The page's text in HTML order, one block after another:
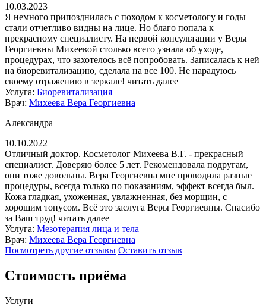
10.03.2023
Я немного припозднилась с походом к косметологу и годы
стали отчетливо видны на лице. Но благо попала к
прекрасному специалисту. На первой консультации у Веры
Георгиевны Михеевой столько всего узнала об уходе,
процедурах, что захотелось всё попробовать. Записалась к ней
на биоревитализацию, сделала на все 100. Не нарадуюсь
своему отражению в зеркале! читать далее
Услуга: Биоревитализация
Врач: Михеева Вера Георгиевна
Александра
10.10.2022
Отличный доктор. Косметолог Михеева В.Г. - прекрасный
специалист. Доверяю более 5 лет. Рекомендовала подругам,
они тоже довольны. Вера Георгиевна мне проводила разные
процедуры, всегда только по показаниям, эффект всегда был.
Кожа гладкая, ухоженная, увлажненная, без морщин, с
хорошим тонусом. Всё это заслуга Веры Георгиевны. Спасибо
за Ваш труд! читать далее
Услуга: Мезотерапия лица и тела
Врач: Михеева Вера Георгиевна
Посмотреть другие отзывы Оставить отзыв
Стоимость приёма
Услуги